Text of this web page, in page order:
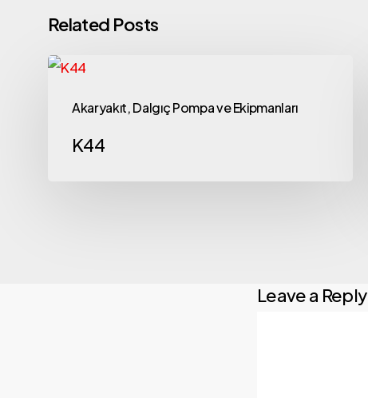
Related Posts
Akaryakıt, Dalgıç Pompa ve Ekipmanları
K44
Leave a Reply